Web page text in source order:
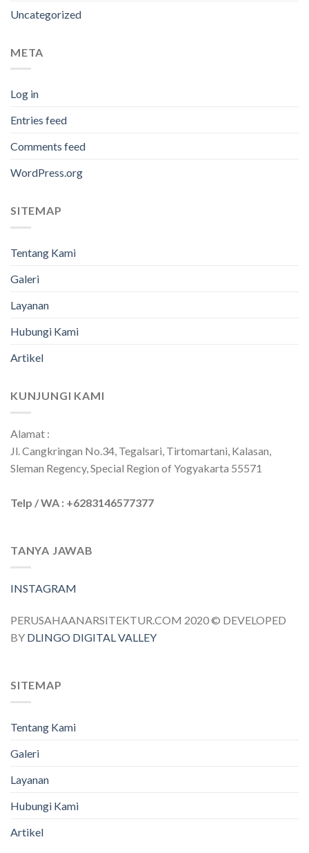
Uncategorized
META
Log in
Entries feed
Comments feed
WordPress.org
SITEMAP
Tentang Kami
Galeri
Layanan
Hubungi Kami
Artikel
KUNJUNGI KAMI
Alamat :
Jl. Cangkringan No.34, Tegalsari, Tirtomartani, Kalasan,
Sleman Regency, Special Region of Yogyakarta 55571
Telp / WA : +6283146577377
TANYA JAWAB
INSTAGRAM
PERUSAHAANARSITEKTUR.COM 2020 © DEVELOPED
BY DLINGO DIGITAL VALLEY
SITEMAP
Tentang Kami
Galeri
Layanan
Hubungi Kami
Artikel